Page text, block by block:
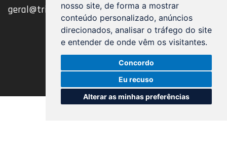
nosso site, de forma a mostrar
conteúdo personalizado, anúncios
direcionados, analisar o tráfego do site
e entender de onde vêm os visitantes.
Concordo
Eu recuso
Alterar as minhas preferências
geral@trimnw.pt